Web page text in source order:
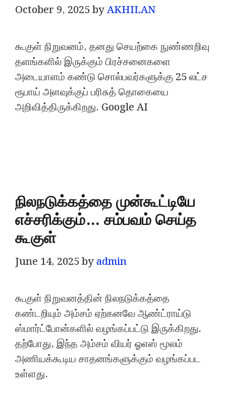
October 9, 2025byAKHILAN
கூகுள் நிறுவனம், தனது செயற்கை நுண்ணறிவு
தளங்களில் இருக்கும் பிரச்சனைகளை
அடையாளம் கண்டு சொல்பவர்களுக்கு 25 லட்ச
ரூபாய் அளவுக்குப் பரிசுத் தொகையை
அறிவித்திருக்கிறது. Google AI
நிலநடுக்கத்தை முன்கூட்டியே
எச்சரிக்கும்… சம்பவம் செய்த
கூகுள்
June 14, 2025byadmin
கூகுள் நிறுவனத்தின் நிலநடுக்கத்தை
கண்டறியும் அம்சம் ஏற்கனவே ஆண்ட்ராய்டு
ஸ்மார்ட்போன்களில் வழங்கப்பட்டு இருக்கிறது.
தற்போது, இந்த அம்சம் வியர் ஓஎஸ் மூலம்
அணியக்கூடிய சாதனங்களுக்கும் வழங்கப்பட
உள்ளது.